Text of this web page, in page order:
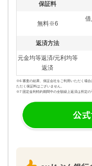
保証料
無料※6
返済方法
元金均等返済/元利均等
返済
※6 審査の結果、保証会社をご利用いただく場
ただく保証料はございません。
※7 固定金利特約期間中の全額繰上返済は所定の